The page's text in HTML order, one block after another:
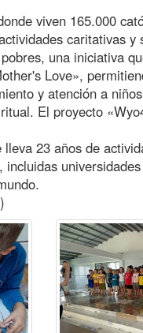
viven 165.000
caritativas
una iniciativa
Love»,
y atención a
El proyecto
23 años de